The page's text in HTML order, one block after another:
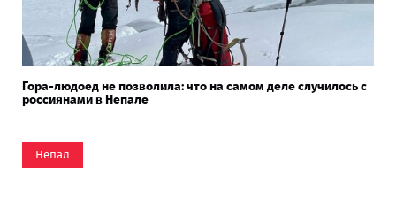
Гора-людоед не позволила: что на самом деле случилось с
россиянами в Непале
Непал